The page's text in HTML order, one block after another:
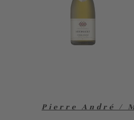
Pierre André /